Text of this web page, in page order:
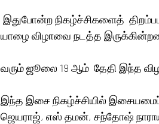
யாழை விழாவை நடத்த
வரும் ஜூலை 19 ஆம்  தேதி இந்த
இந்த இசை நிகழ்ச்சியில்
ஜெயராஜ், எஸ் தமன், சந்தோஷ்